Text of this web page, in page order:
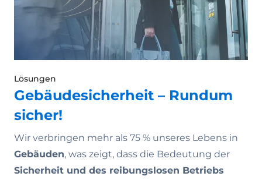
Lösungen
Gebäudesicherheit – Rundum
sicher!
Wir verbringen mehr als 75 % unseres Lebens in
Gebäuden, was zeigt, dass die Bedeutung der
Sicherheit und des reibungslosen Betriebs